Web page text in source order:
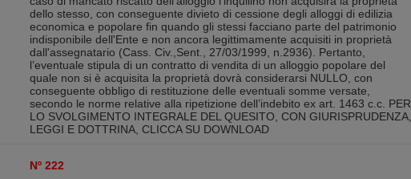
dello stesso, con conseguente divieto di cessione degli alloggi di edilizia
economica e popolare fin quando gli stessi facciano parte del patrimonio
indisponibile dell'Ente e non ancora legittimamente acquisiti in proprietà
dall'assegnatario (Cass. Civ.,Sent., 27/03/1999, n.2936). Pertanto,
l’eventuale stipula di un contratto di vendita di un alloggio popolare del
quale non si è acquisita la proprietà dovrà considerarsi NULLO, con
conseguente obbligo di restituzione delle eventuali somme versate,
secondo le norme relative alla ripetizione dell’indebito ex art. 1463 c.c. PER
LO SVOLGIMENTO INTEGRALE DEL QUESITO, CON GIURISPRUDENZA,
LEGGI E DOTTRINA, CLICCA SU DOWNLOAD
Nº 222